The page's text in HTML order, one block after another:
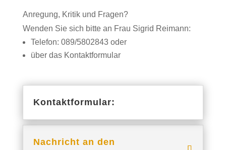
Anregung, Kritik und Fragen?
Wenden Sie sich bitte an Frau Sigrid Reimann:
Telefon: 089/5802843 oder
über das Kontaktformular
Kontaktformular:
Nachricht an den